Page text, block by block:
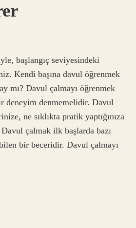
başlangıç ​​seviyesindeki
Kendi başına davul öğrenmek
mı? Davul çalmayı öğrenmek
deneyim denmemelidir. Davul
ne sıklıkta pratik yaptığınıza
çalmak ilk başlarda bazı
bir beceridir. Davul çalmayı